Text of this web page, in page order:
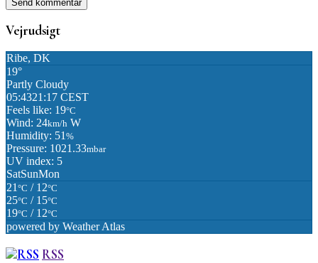
Vejrudsigt
Ribe, DK
19°
Partly Cloudy
05:4321:17 CEST
Feels like: 19°C
Wind: 24km/h W
Humidity: 51 %
Pressure: 1021.33mbar
UV index: 5
SatSunMon
21 °C / 12°C
25°C / 15°C
19°C / 12°C
powered by Weather Atlas
RSS